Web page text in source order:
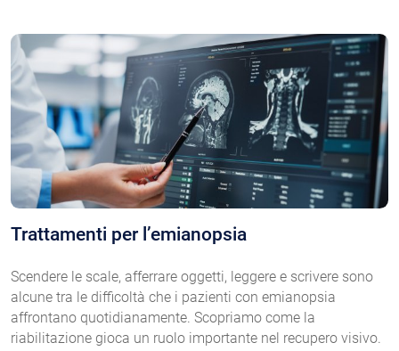
Trattamenti per l’emianopsia
Scendere le scale, afferrare oggetti, leggere e scrivere sono
alcune tra le difficoltà che i pazienti con emianopsia
affrontano quotidianamente. Scopriamo come la
riabilitazione gioca un ruolo importante nel recupero visivo.